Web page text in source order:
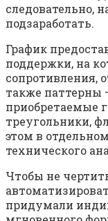
следовательно,
подзаработать.
График
поддержки, на
сопротивления,
также паттерны
приобретаемые
треугольники,
этом в
технического
Чтобы не
придумали